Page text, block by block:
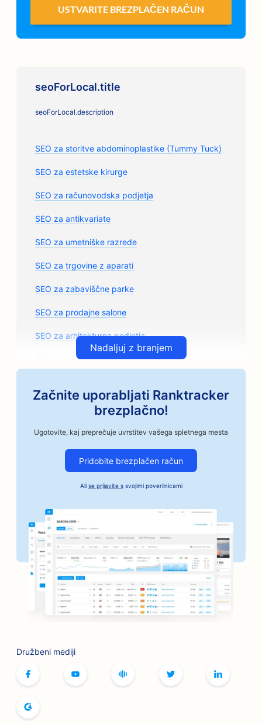
USTVARITE BREZPLAČEN RAČUN
seoForLocal.title
seoForLocal.description
SEO za storitve abdominoplastike (Tummy Tuck)
SEO za estetske kirurge
SEO za računovodska podjetja
SEO za antikvariate
SEO za umetniške razrede
SEO za trgovine z aparati
SEO za zabaviščne parke
SEO za prodajne salone
SEO za arhitekturna podjetja
SEO za obrtne pražarne kave
SEO za avtomehanične delavnice
SEO za avtoličarske salone
SEO za avtomobilska podjetja
SEO za pekarne
SEO za frizerske salone
SEO za sklepe za peko na žaru
SEO za butike
SEO za storitve botoksa in polnil
SEO za knjigarne
Nadaljuj z branjem
Začnite uporabljati Ranktracker
brezplačno!
Ugotovite, kaj preprečuje uvrstitev vašega spletnega mesta
Pridobite brezplačen račun
Ali se prijavite ssvojimi poverilnicami
Družbeni mediji